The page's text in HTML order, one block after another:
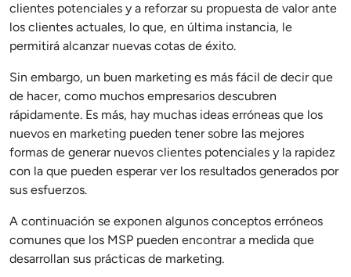
clientes potenciales y a reforzar su propuesta de valor ante
los clientes actuales, lo que, en última instancia, le
permitirá alcanzar nuevas cotas de éxito.
Sin embargo, un buen marketing es más fácil de decir que
de hacer, como muchos empresarios descubren
rápidamente. Es más, hay muchas ideas erróneas que los
nuevos en marketing pueden tener sobre las mejores
formas de generar nuevos clientes potenciales y la rapidez
con la que pueden esperar ver los resultados generados por
sus esfuerzos.
A continuación se exponen algunos conceptos erróneos
comunes que los MSP pueden encontrar a medida que
desarrollan sus prácticas de marketing.